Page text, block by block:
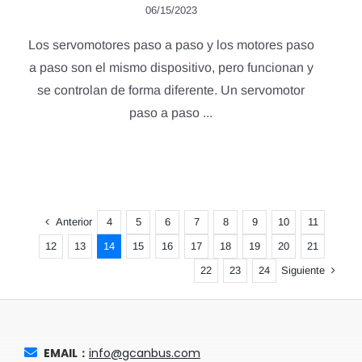
06/15/2023
Los servomotores paso a paso y los motores paso
a paso son el mismo dispositivo, pero funcionan y
se controlan de forma diferente. Un servomotor
paso a paso ...
Anterior 4 5 6 7 8 9 10
11
12
13 14 15 16 17 18 19 20
21
22
23 24 Siguiente
EMAIL： info@gcanbus.com